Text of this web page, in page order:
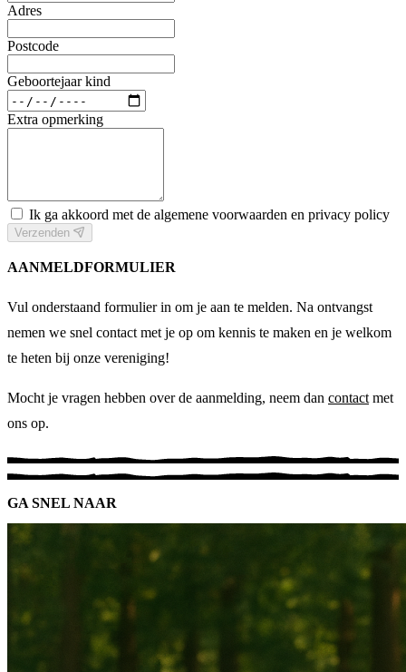
Adres
Postcode
Geboortejaar kind
Extra opmerking
Ik ga akkoord met de algemene voorwaarden en privacy policy
Verzenden
AANMELDFORMULIER
Vul onderstaand formulier in om je aan te melden. Na ontvangst
nemen we snel contact met je op om kennis te maken en je welkom
te heten bij onze vereniging!
Mocht je vragen hebben over de aanmelding, neem dan contact met
ons op.
GA SNEL NAAR